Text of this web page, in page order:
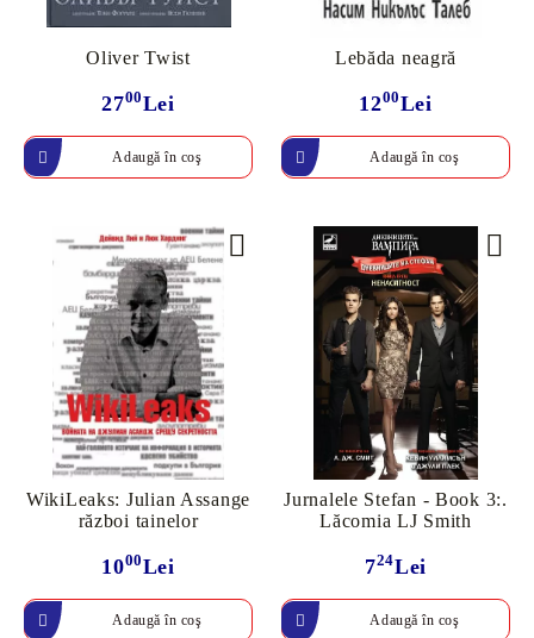
Oliver Twist
2700Lei
Lebăda neagră
1200Lei
WikiLeaks: Julian Assange
război tainelor
1000Lei
Jurnalele Stefan - Book 3:.
Lăcomia LJ Smith
724Lei